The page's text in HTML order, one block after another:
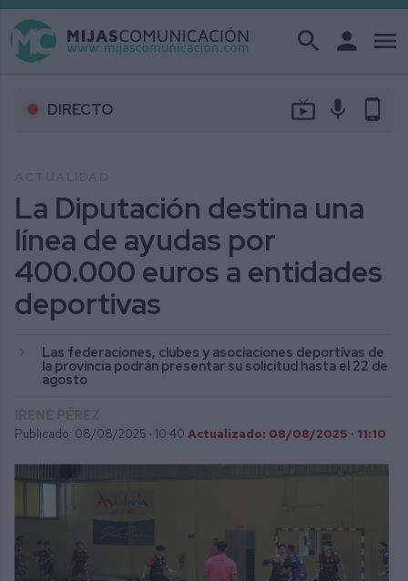
search person menu
DIRECTO live_tv mic phone_android
La Diputación destina una
línea de ayudas por
400.000 euros a entidades
deportivas
Las federaciones, clubes y asociaciones deportivas de
la provincia podrán presentar su solicitud hasta el 22 de
agosto
Publicado: 08/08/2025 · 10:40 Actualizado: 08/08/2025 · 11:10